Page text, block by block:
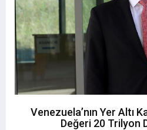
Venezuela’nın Yer Altı
Değeri 20 Trilyon